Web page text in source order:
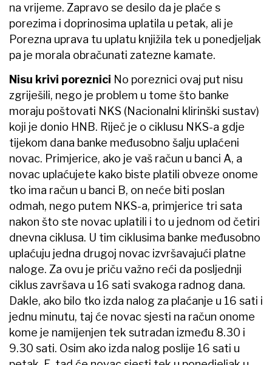
na vrijeme. Zapravo se desilo da je plaće s
porezima i doprinosima uplatila u petak, ali je
Porezna uprava tu uplatu knjižila tek u ponedjeljak
pa je morala obračunati zatezne kamate.
Nisu krivi poreznici No poreznici ovaj put nisu
zgriješili, nego je problem u tome što banke
moraju poštovati NKS (Nacionalni klirinški sustav)
koji je donio HNB. Riječ je o ciklusu NKS-a gdje
tijekom dana banke međusobno šalju uplaćeni
novac. Primjerice, ako je vaš račun u banci A, a
novac uplaćujete kako biste platili obveze onome
tko ima račun u banci B, on neće biti poslan
odmah, nego putem NKS-a, primjerice tri sata
nakon što ste novac uplatili i to u jednom od četiri
dnevna ciklusa. U tim ciklusima banke međusobno
uplaćuju jedna drugoj novac izvršavajući platne
naloge. Za ovu je priču važno reći da posljednji
ciklus završava u 16 sati svakoga radnog dana.
Dakle, ako bilo tko izda nalog za plaćanje u 16 sati i
jednu minutu, taj će novac sjesti na račun onome
kome je namijenjen tek sutradan između 8.30 i
9.30 sati. Osim ako izda nalog poslije 16 sati u